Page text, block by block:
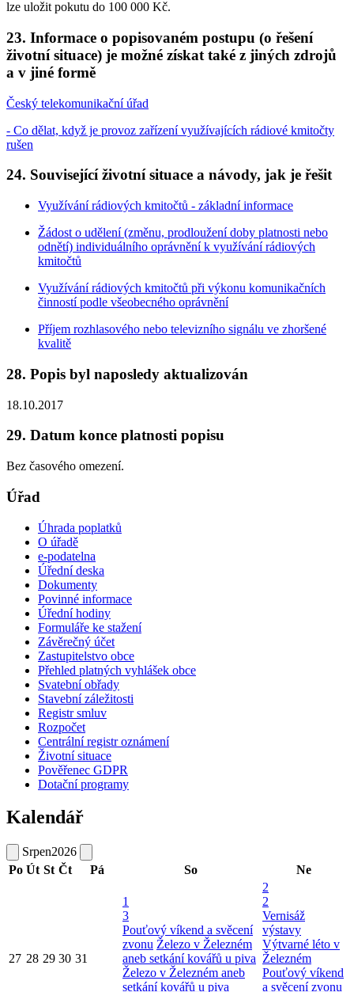
lze uložit pokutu do 100 000 Kč.
23. Informace o popisovaném postupu (o řešení
životní situace) je možné získat také z jiných zdrojů
a v jiné formě
Český telekomunikační úřad
- Co dělat, když je provoz zařízení využívajících rádiové kmitočty
rušen
24. Související životní situace a návody, jak je řešit
Využívání rádiových kmitočtů - základní informace
Žádost o udělení (změnu, prodloužení doby platnosti nebo
odnětí) individuálního oprávnění k využívání rádiových
kmitočtů
Využívání rádiových kmitočtů při výkonu komunikačních
činností podle všeobecného oprávnění
Příjem rozhlasového nebo televizního signálu ve zhoršené
kvalitě
28. Popis byl naposledy aktualizován
18.10.2017
29. Datum konce platnosti popisu
Bez časového omezení.
Úřad
Úhrada poplatků
O úřadě
e-podatelna
Úřední deska
Dokumenty
Povinné informace
Úřední hodiny
Formuláře ke stažení
Závěrečný účet
Zastupitelstvo obce
Přehled platných vyhlášek obce
Svatební obřady
Stavební záležitosti
Registr smluv
Rozpočet
Centrální registr oznámení
Životní situace
Pověřenec GDPR
Dotační programy
Kalendář
Srpen2026
Po Út St Čt Pá So Ne
27 28 29 30 31
1
3
Pouťový víkend a svěcení
zvonu Železo v Železném
aneb setkání kovářů u piva
Železo v Železném aneb
setkání kovářů u piva
2
2
Vernisáž
výstavy
Výtvarné léto v
Železném
Pouťový víkend
a svěcení zvonu